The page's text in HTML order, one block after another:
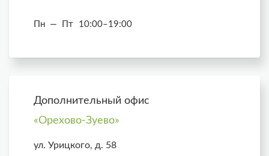
Пн — Пт 10:00–19:00
Дополнительный офис
«Орехово-Зуево»
ул. Урицкого, д. 58